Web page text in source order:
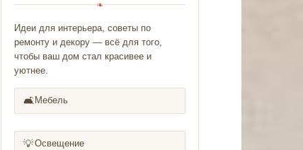
❧
Идеи для интерьера, советы по
ремонту и декору — всё для того,
чтобы ваш дом стал красивее и
уютнее.
🛋️ Мебель
💡Освещение